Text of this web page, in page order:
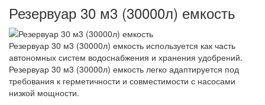
Резервуар 30 м3 (30000л) емкость
Резервуар 30 м3 (30000л) емкость используется как часть
автономных систем водоснабжения и хранения удобрений.
Резервуар 30 м3 (30000л) емкость легко адаптируется под
требования к герметичности и совместимости с насосами
низкой мощности.